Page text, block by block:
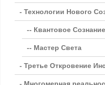
- Технологии Нового
-- Квантовое Сознание
-- Мастер Света
- Третье Откровение